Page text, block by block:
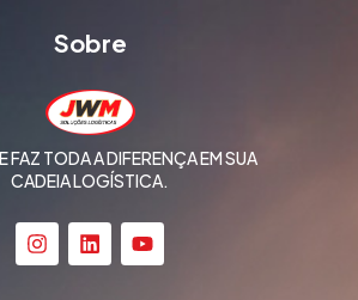
Sobre
FAZ TODA A DIFERENÇA EM SUA
CADEIA LOGÍSTICA.